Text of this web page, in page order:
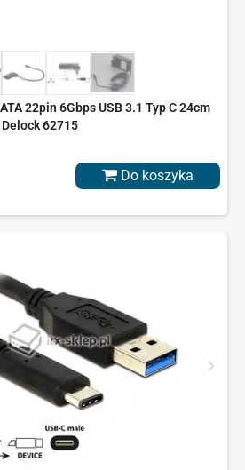
22pin 6Gbps USB 3.1 Typ C 24cm
Delock 62715
Do koszyka